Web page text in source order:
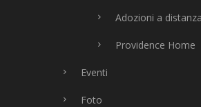
Adozioni a distanza
Providence Home
Eventi
Foto